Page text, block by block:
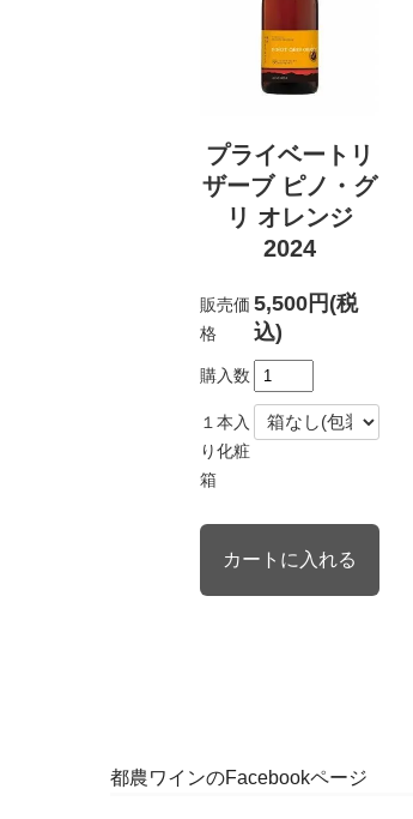
プライベートリ
ザーブ ピノ・グ
リ オレンジ
2024
販売価
格
5,500円(税
込)
購入数
１本入
り化粧
箱
都農ワインのFacebookページ